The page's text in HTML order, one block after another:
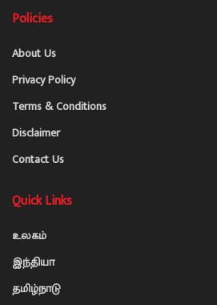
Policies
About Us
Privacy Policy
Terms & Conditions
Disclaimer
Contact Us
Quick Links
உலகம்
இந்தியா
தமிழ்நாடு